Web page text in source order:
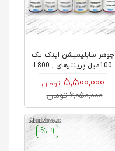
جوهر سابلیمیشن اینک تک
100میل پرینترهای L800 ,
L80...
5,500,000 تومان
6,050,000 تومان
9 %